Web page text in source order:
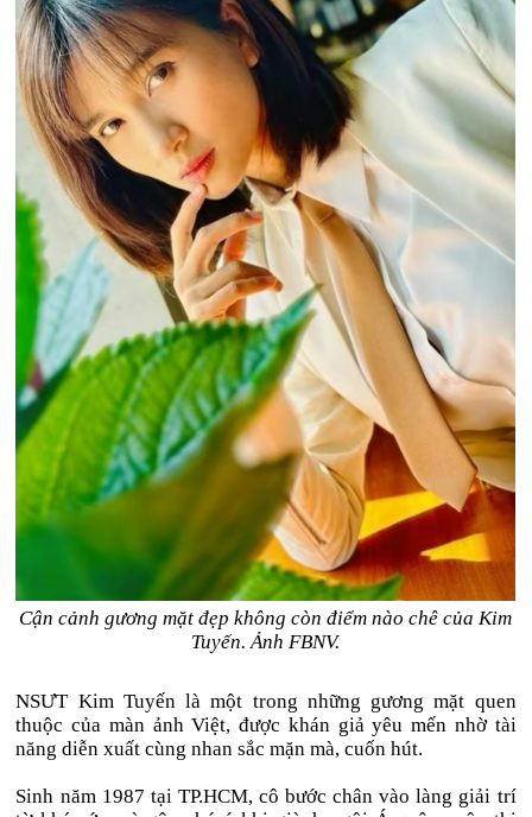
Cận cảnh gương mặt đẹp không còn điểm nào chê của Kim
Tuyến. Ảnh FBNV.
NSƯT Kim Tuyến là một trong những gương mặt quen
thuộc của màn ảnh Việt, được khán giả yêu mến nhờ tài
năng diễn xuất cùng nhan sắc mặn mà, cuốn hút.
Sinh năm 1987 tại TP.HCM, cô bước chân vào làng giải trí